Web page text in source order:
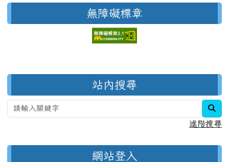
無障礙標章
站內搜尋
進階搜尋
網站登入